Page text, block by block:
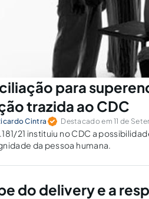
para
trazida ao CDC
Cintra Destacado em 11 de
21 instituiu no CDC a
da pessoa humana.
do delivery e a